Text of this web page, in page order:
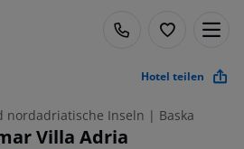
Hotel teilen
nordadriatische Inseln | Baska
Villa Adria